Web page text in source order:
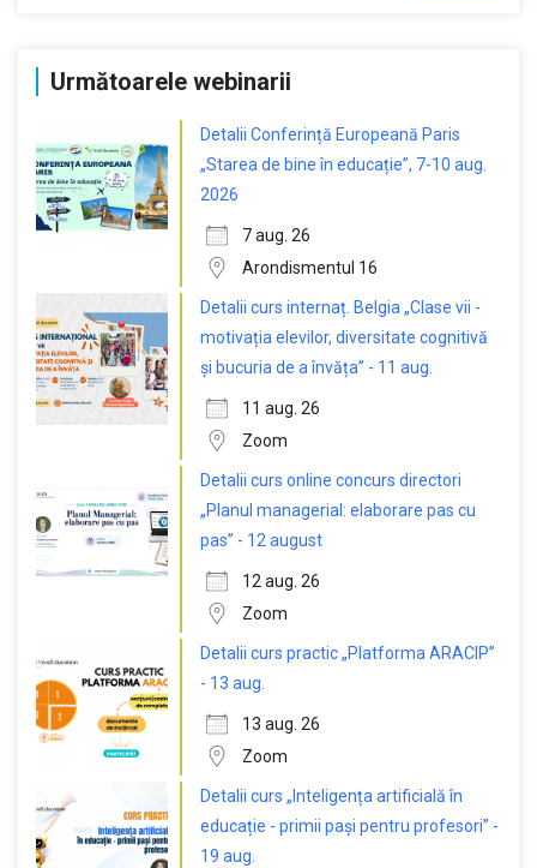
Următoarele webinarii
Detalii Conferință Europeană Paris
„Starea de bine în educație”, 7-10 aug.
2026
7 aug. 26
Arondismentul 16
Detalii curs internaț. Belgia „Clase vii -
motivația elevilor, diversitate cognitivă
și bucuria de a învăța” - 11 aug.
11 aug. 26
Zoom
Detalii curs online concurs directori
„Planul managerial: elaborare pas cu
pas” - 12 august
12 aug. 26
Zoom
Detalii curs practic „Platforma ARACIP”
- 13 aug.
13 aug. 26
Zoom
Detalii curs „Inteligența artificială în
educație - primii pași pentru profesori” -
19 aug.